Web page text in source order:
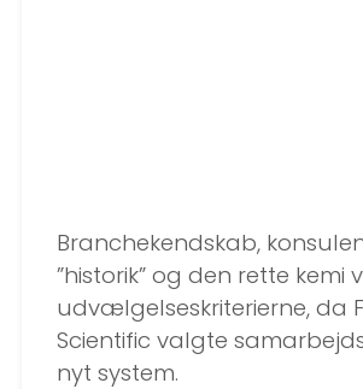
Branchekendskab,
”historik” og den rette kemi
udvælgelseskriterierne, da
Scientific valgte
nyt system.